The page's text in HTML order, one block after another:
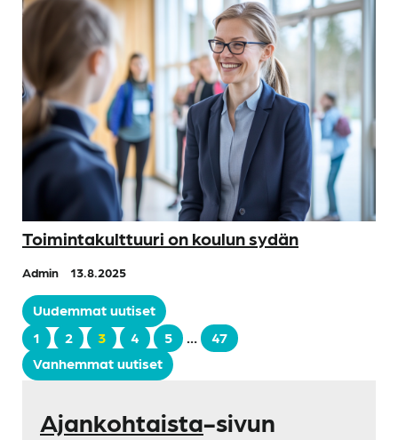
Toimintakulttuuri on koulun sydän
Admin 13.8.2025
Uudemmat uutiset
1
2 3 4 5 …
47
Vanhemmat uutiset
Ajankohtaista-sivun